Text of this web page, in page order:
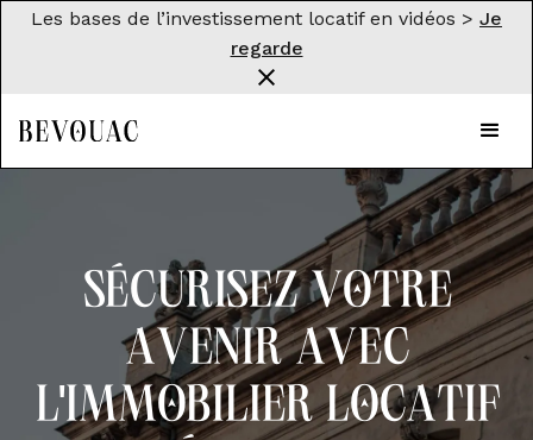
Les bases de l’investissement locatif en vidéos > Je
regarde
Sécurisez votre
avenir avec
l'immobilier locatif